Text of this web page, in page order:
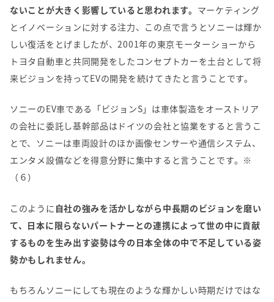
ないことが大きく影響していると思われます。 マーケティング
とイノベーションに対する注力、この点で言うとソニーは輝か
しい復活をとげましたが、2001年の東京モーターショーから
トヨタ自動車と共同開発をしたコンセプトカーを土台として将
来ビジョンを持ってEVの開発を続けてきたと言うことです。
ソニーのEV車である「ビジョンS」は車体製造をオーストリア
の会社に委託し基幹部品はドイツの会社と協業をすると言うこ
とで、ソニーは車両設計のほか画像センサーや通信システム、
エンタメ設備などを得意分野に集中すると言うことです。※
（６）
このように 自社の強みを活かしながら中長期のビジョンを磨い
て、日本に限らないパートナーとの連携によって世の中に貢献
するものを生み出す姿勢は今の日本全体の中で不足している姿
勢かもしれません。
もちろんソニーにしても現在のような輝かしい時期だけではな